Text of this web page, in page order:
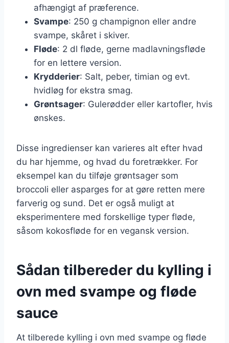
afhængigt af præference.
Svampe: 250 g champignon eller andre
svampe, skåret i skiver.
Fløde: 2 dl fløde, gerne madlavningsfløde
for en lettere version.
Krydderier: Salt, peber, timian og evt.
hvidløg for ekstra smag.
Grøntsager: Gulerødder eller kartofler, hvis
ønskes.
Disse ingredienser kan varieres alt efter hvad
du har hjemme, og hvad du foretrækker. For
eksempel kan du tilføje grøntsager som
broccoli eller asparges for at gøre retten mere
farverig og sund. Det er også muligt at
eksperimentere med forskellige typer fløde,
såsom kokosfløde for en vegansk version.
Sådan tilbereder du kylling i
ovn med svampe og fløde
sauce
At tilberede kylling i ovn med svampe og fløde